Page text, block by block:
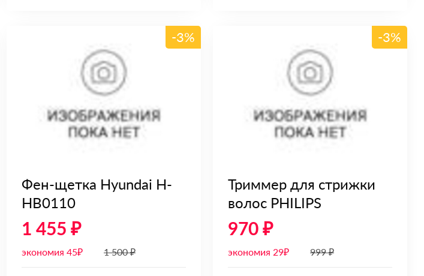
-3%
Фен-щетка Hyundai H-
HB0110
1 455 ₽
экономия 45₽ 1 500 ₽
-3%
Триммер для стрижки
волос PHILIPS
970 ₽
экономия 29₽ 999 ₽